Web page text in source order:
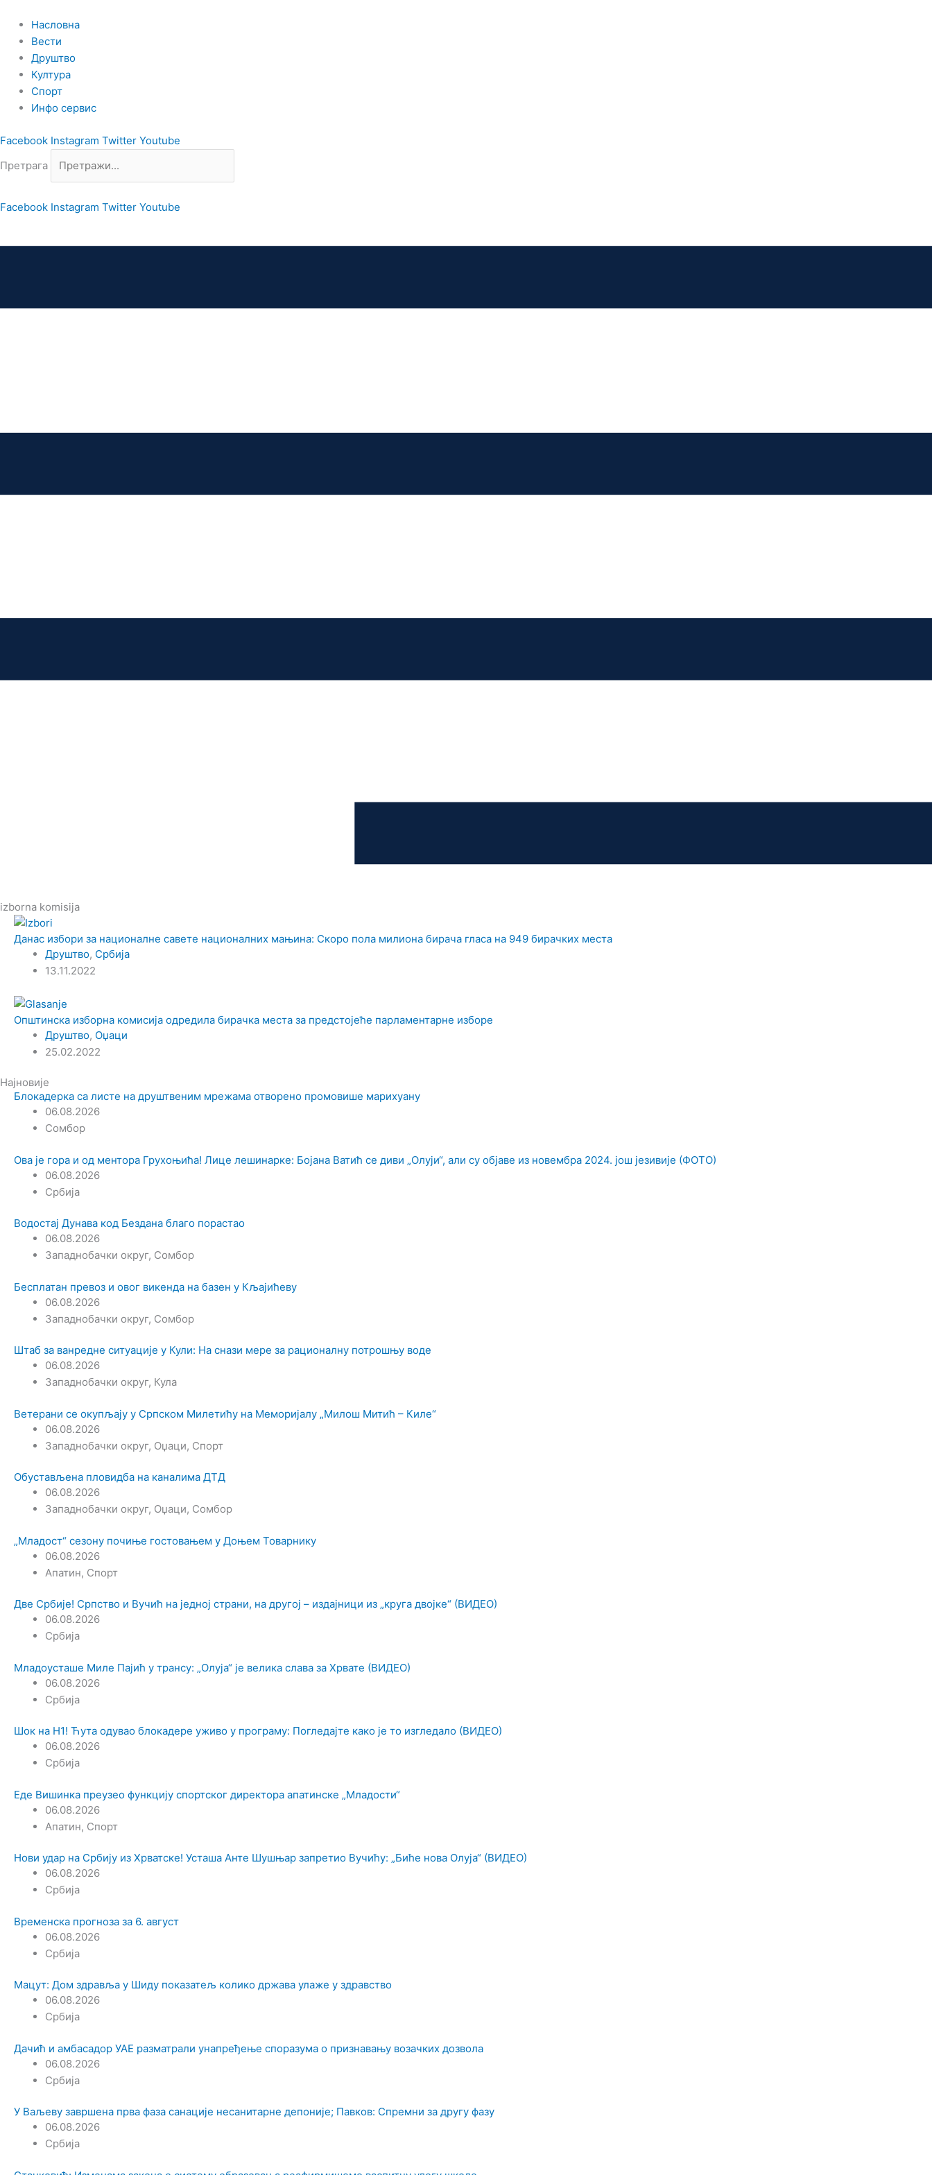
садржај
Насловна
Вести
Друштво
Култура
Спорт
Инфо сервис
Facebook Instagram Twitter Youtube
Претрага
Facebook Instagram Twitter Youtube
izborna komisija
Данас избори за националне савете националних мањина: Скоро пола милиона бирача гласа на 949 бирачких места
Друштво, Србија
13.11.2022
Општинска изборна комисија одредила бирачка места за предстојеће парламентарне изборе
Друштво, Оџаци
25.02.2022
Најновије
Блокадерка са листе на друштвеним мрежама отворено промовише марихуану
06.08.2026
Сомбор
Ова је гора и од ментора Грухоњића! Лице лешинарке: Бојана Ватић се диви „Олуји“, али су објаве из новембра 2024. још језивије (ФОТО)
06.08.2026
Србија
Водостај Дунава код Бездана благо порастао
06.08.2026
Западнобачки округ, Сомбор
Бесплатан превоз и овог викенда на базен у Кљајићеву
06.08.2026
Западнобачки округ, Сомбор
Штаб за ванредне ситуације у Кули: На снази мере за рационалну потрошњу воде
06.08.2026
Западнобачки округ, Кула
Ветерани се окупљају у Српском Милетићу на Меморијалу „Милош Митић – Киле“
06.08.2026
Западнобачки округ, Оџаци, Спорт
Обустављена пловидба на каналима ДТД
06.08.2026
Западнобачки округ, Оџаци, Сомбор
„Младост“ сезону почиње гостовањем у Доњем Товарнику
06.08.2026
Апатин, Спорт
Две Србије! Српство и Вучић на једној страни, на другој – издајници из „круга двојке“ (ВИДЕО)
06.08.2026
Србија
Младоусташе Миле Пајић у трансу: „Олуја“ је велика слава за Хрвате (ВИДЕО)
06.08.2026
Србија
Шок на Н1! Ћута одувао блокадере уживо у програму: Погледајте како је то изгледало (ВИДЕО)
06.08.2026
Србија
Еде Вишинка преузео функцију спортског директора апатинске „Младости“
06.08.2026
Апатин, Спорт
Нови удар на Србију из Хрватске! Усташа Анте Шушњар запретио Вучићу: „Биће нова Олуја“ (ВИДЕО)
06.08.2026
Србија
Временска прогноза за 6. август
06.08.2026
Србија
Мацут: Дом здравља у Шиду показатељ колико држава улаже у здравство
06.08.2026
Србија
Дачић и амбасадор УАЕ разматрали унапређење споразума о признавању возачких дозвола
06.08.2026
Србија
У Ваљеву завршена прва фаза санације несанитарне депоније; Павков: Спремни за другу фазу
06.08.2026
Србија